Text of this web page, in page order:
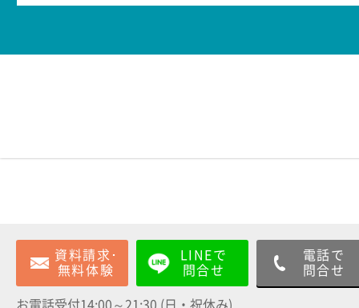
資料請求･
無料体験
LINEで
問合せ
電話で
問合せ
お電話受付14:00～21:30 (日・祝休み)